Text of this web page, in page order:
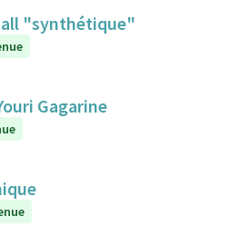
"synthétique"
Gagarine